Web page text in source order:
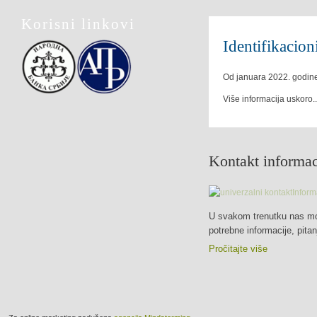
Korisni linkovi
Od januara 2022.
Više informacija
Kontakt
U svakom trenutku nas
potrebne informacije,
Pročitajte više